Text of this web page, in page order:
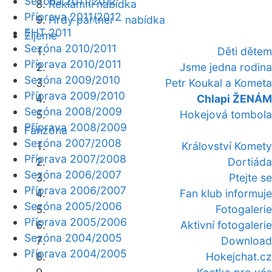
Reklamní nabídka
Hrdý partner - nabídka
Žijeme
Děti dětem
Jsme jedna rodina
Petr Koukal a Kometa
Chlapi ŽENÁM
Hokejová tombola
Fanzóna
Království Komety
Dortiáda
Ptejte se
Fan klub informuje
Fotogalerie
Aktivní fotogalerie
Download
Hokejchat.cz
Příprava 2011/2012
EHT 2011
Sezóna 2010/2011
Příprava 2010/2011
Sezóna 2009/2010
Příprava 2009/2010
Sezóna 2008/2009
Příprava 2008/2009
Sezóna 2007/2008
Příprava 2007/2008
Sezóna 2006/2007
Příprava 2006/2007
Sezóna 2005/2006
Příprava 2005/2006
Sezóna 2004/2005
Příprava 2004/2005